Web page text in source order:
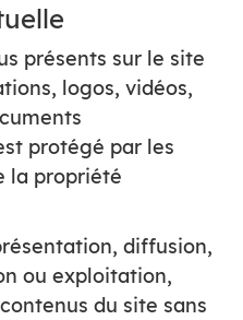
présents sur le site
logos, vidéos,
protégé par les
la propriété
diffusion,
ou exploitation,
du site sans